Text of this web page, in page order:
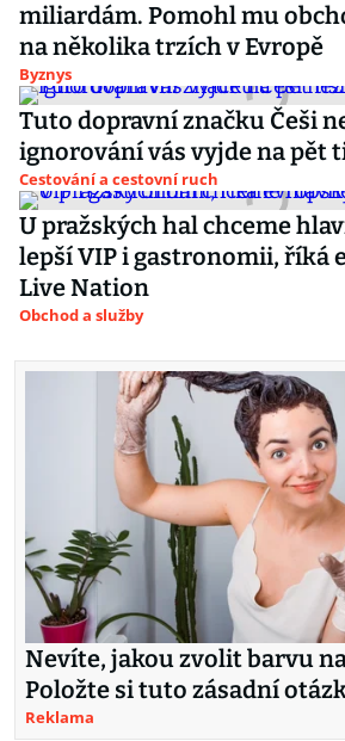
miliardám. Pomohl mu
na několika trzích v Evropě
Byznys
Tuto dopravní značku Češi
ignorování vás vyjde na pět
Cestování a cestovní ruch
U pražských hal chceme
lepší VIP i gastronomii, říká
Live Nation
Obchod a služby
Nevíte, jakou zvolit barvu
Položte si tuto zásadní
Reklama